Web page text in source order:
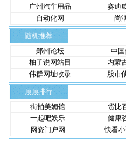
广州汽车用品
赛迪
自动化网
尚
随机推荐
郑州论坛
中国
柚子说网站目
内蒙
伟群网址收录
股市
顶顶排行
街拍美媚馆
货比
一起吧娱乐
健康
网资门户网
快看